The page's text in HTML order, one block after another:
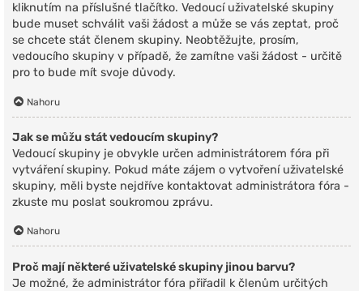
kliknutím na příslušné tlačítko. Vedoucí uživatelské skupiny
bude muset schválit vaši žádost a může se vás zeptat, proč
se chcete stát členem skupiny. Neobtěžujte, prosím,
vedoucího skupiny v případě, že zamítne vaši žádost - určitě
pro to bude mít svoje důvody.
Nahoru
Jak se můžu stát vedoucím skupiny?
Vedoucí skupiny je obvykle určen administrátorem fóra při
vytváření skupiny. Pokud máte zájem o vytvoření uživatelské
skupiny, měli byste nejdříve kontaktovat administrátora fóra -
zkuste mu poslat soukromou zprávu.
Nahoru
Proč mají některé uživatelské skupiny jinou barvu?
Je možné, že administrátor fóra přiřadil k členům určitých